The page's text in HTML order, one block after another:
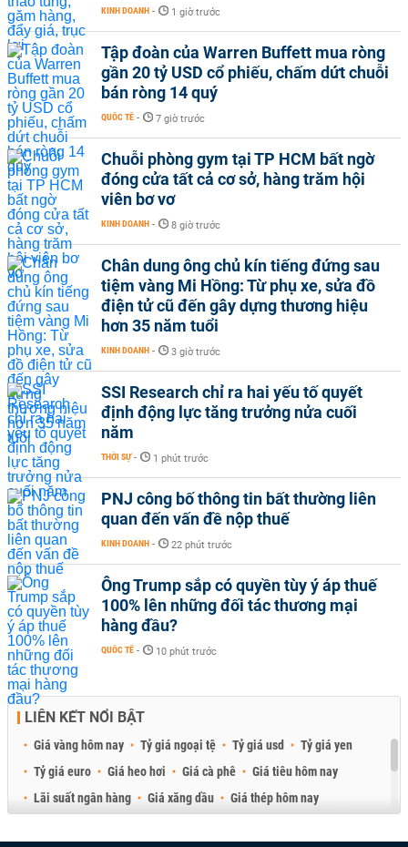
KINH DOANH - 1 giờ trước
Tập đoàn của Warren Buffett mua ròng
gần 20 tỷ USD cổ phiếu, chấm dứt chuỗi
bán ròng 14 quý
QUỐC TẾ - 7 giờ trước
Chuỗi phòng gym tại TP HCM bất ngờ
đóng cửa tất cả cơ sở, hàng trăm hội
viên bơ vơ
KINH DOANH - 8 giờ trước
Chân dung ông chủ kín tiếng đứng sau
tiệm vàng Mi Hồng: Từ phụ xe, sửa đồ
điện tử cũ đến gây dựng thương hiệu
hơn 35 năm tuổi
KINH DOANH - 3 giờ trước
SSI Research chỉ ra hai yếu tố quyết
định động lực tăng trưởng nửa cuối
năm
THỜI SỰ - 1 phút trước
PNJ công bố thông tin bất thường liên
quan đến vấn đề nộp thuế
KINH DOANH - 22 phút trước
Ông Trump sắp có quyền tùy ý áp thuế
100% lên những đối tác thương mại
hàng đầu?
QUỐC TẾ - 10 phút trước
LIÊN KẾT NỔI BẬT
Giá vàng hôm nay Tỷ giá ngoại tệ Tỷ giá usd
Tỷ giá yen
Tỷ giá euro
Giá heo hơi Giá cà phê
Giá tiêu hôm nay
Lãi suất ngân hàng
Giá xăng dầu
Giá thép hôm nay